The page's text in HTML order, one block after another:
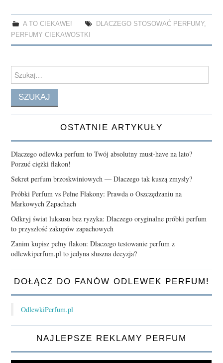
bo
ok
to
do
n
ailre
A TO CIEKAWE! DLACZEGO STOSOWAĆ PERFUMY,
PERFUMY CIEKAWOSTKI
Search
for:
OSTATNIE ARTYKUŁY
Dlaczego odlewka perfum to Twój absolutny must-have na lato?
Porzuć ciężki flakon!
Sekret perfum brzoskwiniowych — Dlaczego tak kuszą zmysły?
Próbki Perfum vs Pełne Flakony: Prawda o Oszczędzaniu na
Markowych Zapachach
Odkryj świat luksusu bez ryzyka: Dlaczego oryginalne próbki perfum
to przyszłość zakupów zapachowych
Zanim kupisz pełny flakon: Dlaczego testowanie perfum z
odlewkiperfum.pl to jedyna słuszna decyzja?
DOŁĄCZ DO FANÓW ODLEWEK PERFUM!
OdlewkiPerfum.pl
NAJLEPSZE REKLAMY PERFUM